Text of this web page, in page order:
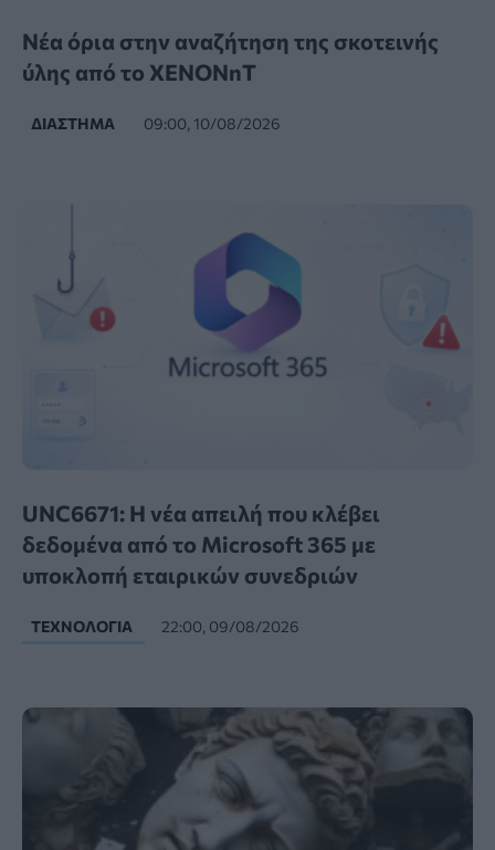
Νέα όρια στην αναζήτηση της σκοτεινής
ύλης από το XENONnT
ΔΙΆΣΤΗΜΑ 09:00, 10/08/2026
UNC6671: Η νέα απειλή που κλέβει
δεδομένα από το Microsoft 365 με
υποκλοπή εταιρικών συνεδριών
ΤΕΧΝΟΛΟΓΊΑ 22:00, 09/08/2026